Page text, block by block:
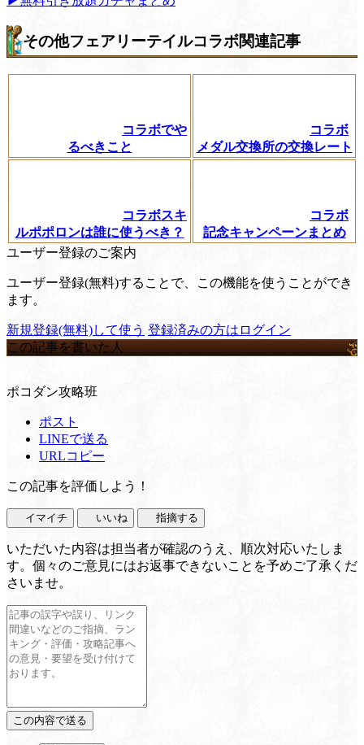
その他フェアリーテイルコラボ関連記事
コラボでや
るべきこと
コラボ
メダル交換所の交換レート
コラボスキ
ルポポロンは誰に使うべき？
コラボ
記念キャンペーンまとめ
ユーザー登録のご案内
ユーザー登録(無料)することで、この機能を使うことができ
ます。
新規登録(無料)して使う 登録済みの方はログイン
この記事を書いた人
ポコダン攻略班
ポスト
LINEで送る
URLコピー
この記事を評価しよう！
イマイチ いいね 指摘する
いただいた内容は担当者が確認のうえ、順次対応いたしま
す。個々のご意見にはお返事できないことを予めご了承くだ
さいませ。